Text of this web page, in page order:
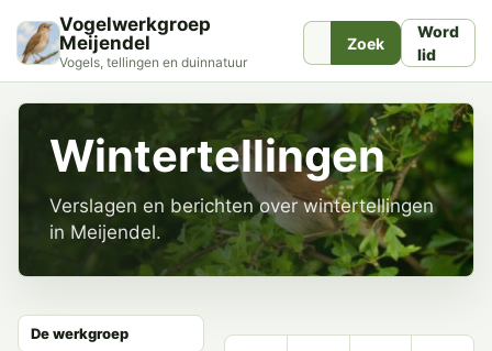
Vogelwerkgroep
Meijendel
Vogels, tellingen en duinnatuur
Zoek
Word
lid
Wintertellingen
Verslagen en berichten over wintertellingen
in Meijendel.
De werkgroep